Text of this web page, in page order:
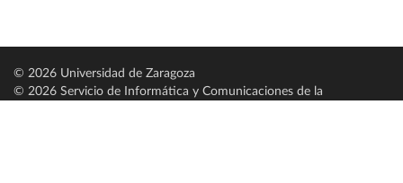
© 2026 Universidad de Zaragoza
© 2026 Servicio de Informática y Comunicaciones de la